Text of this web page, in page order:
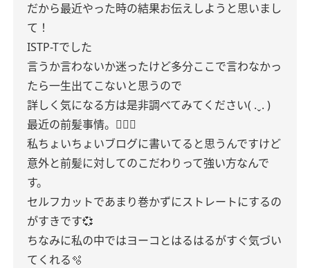
だから最近やった時の結果お伝えしようと思いまし
て！
ISTP-Tでした
言うか言わないか迷ったけど多分ここで言わなかっ
たら一生出てこないと思うので
詳しく気になる方は是非調べてみてください( .ˬ. )
最近の前髪事情。💇🏻‍♀️
私ちょいちょいブログに書いてると思うんですけど
意外と前髪に対してのこだわりって強い方なんで
す。
セルフカットであまり巻かずにストレートにするの
がすきです💞
ちなみに私の中ではヨーコとはるはるがすぐ気づい
てくれる🫧